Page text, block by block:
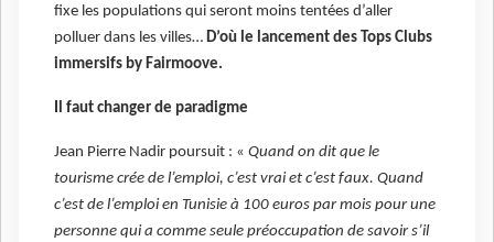
fixe les populations qui seront moins tentées d’aller
polluer dans les villes… D’où le lancement des Tops Clubs
immersifs by Fairmoove.
Il faut changer de paradigme
Jean Pierre Nadir poursuit : « Quand on dit que le
tourisme crée de l’emploi, c’est vrai et c’est faux. Quand
c’est de l’emploi en Tunisie à 100 euros par mois pour une
personne qui a comme seule préoccupation de savoir s’il